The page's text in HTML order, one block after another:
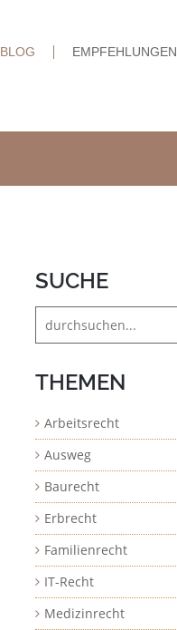
BLOG EMPFEHLUNGEN
SUCHE
THEMEN
Arbeitsrecht
Ausweg
Baurecht
Erbrecht
Familienrecht
IT-Recht
Medizinrecht